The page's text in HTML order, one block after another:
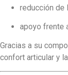
reducción de
apoyo frente
Gracias a su
confort articular y